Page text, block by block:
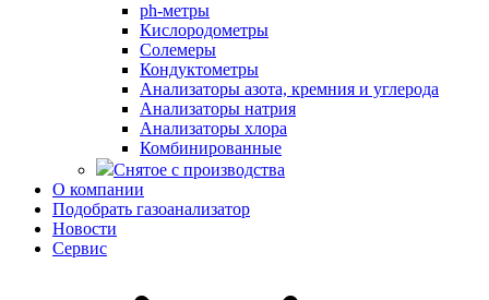
ph-метры
Кислородометры
Солемеры
Кондуктометры
Анализаторы азота, кремния и углерода
Анализаторы натрия
Анализаторы хлора
Комбинированные
Снятое с производства
О компании
Подобрать газоанализатор
Новости
Сервис